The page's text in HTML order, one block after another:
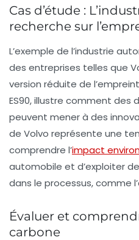
Cas d’étude :
recherche sur
L’exemple de l’industrie
des entreprises telles que
version réduite de
ES90, illustre comment des
peuvent mener à des
de Volvo représente une
comprendre l’impact
automobile et d’exploiter
dans le processus, comme
Évaluer et
carbone